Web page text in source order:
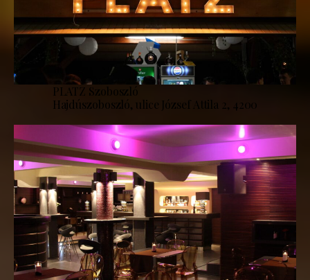
PLATZ Szoboszló
Hajdúszoboszló, ulice József Attila 2, 4200